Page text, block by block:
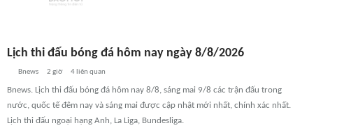
Lịch thi đấu bóng đá hôm nay ngày 8/8/2026
Bnews 2 giờ 4 liên quan
Bnews. Lịch thi đấu bóng đá hôm nay 8/8, sáng mai 9/8 các trận đấu trong
nước, quốc tế đêm nay và sáng mai được cập nhật mới nhất, chính xác nhất.
Lịch thi đấu ngoại hạng Anh, La Liga, Bundesliga.